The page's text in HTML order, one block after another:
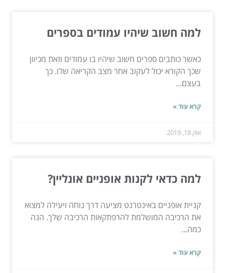
למה חשוב שיהיו עמודים בספרים
כאשר כותבים ספרים חשוב שיהיו בו עמודים וזאת מכיוון
שכך הקורא יכול לעקוב אחר מצב הקריאה שלו. כך
בעצם...
קרא עוד »
אוק 18, 2019
למה כדאי לקנות אופניים אונליין?
קניית אופניים באינטרנט מציעה דרך נוחה ויעילה למצוא
את הרכיבה המושלמת להרפתקאות הרכיבה שלך. הנה
כמה...
קרא עוד »